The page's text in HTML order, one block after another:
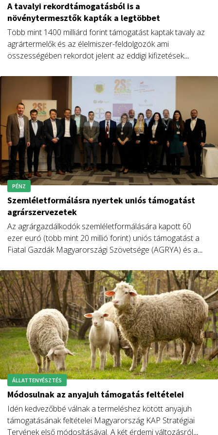
A tavalyi rekordtámogatásból is a
növénytermesztők kapták a legtöbbet
Több mint 1400 milliárd forint támogatást kaptak tavaly az
agrártermelők és az élelmiszer-feldolgozók ami
összességében rekordot jelent az eddigi kifizetések
kifizetett kárenyhítési összeg szintén csúcsot jelentett.
PÉNZ
Szemléletformálásra nyertek uniós támogatást
agrárszervezetek
Az agrárgazdálkodók szemléletformálására kapott 60
ezer euró (több mint 20 millió forint) uniós támogatást a
Fiatal Gazdák Magyarországi Szövetsége (AGRYA) és a
ÁLLATTENYÉSZTÉS
Módosulnak az anyajuh támogatás feltételei
Idén kedvezőbbé válnak a termeléshez kötött anyajuh
támogatásának feltételei Magyarország KAP Stratégiai
Tervének első módosításával. A két érdemi változásról